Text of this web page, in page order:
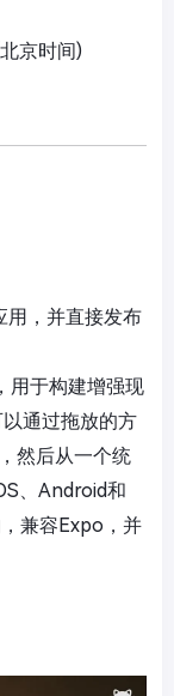
京时间)
用，并直接发布
用于构建增强现
通过拖放的方
然后从一个统
、Android和
兼容Expo，并